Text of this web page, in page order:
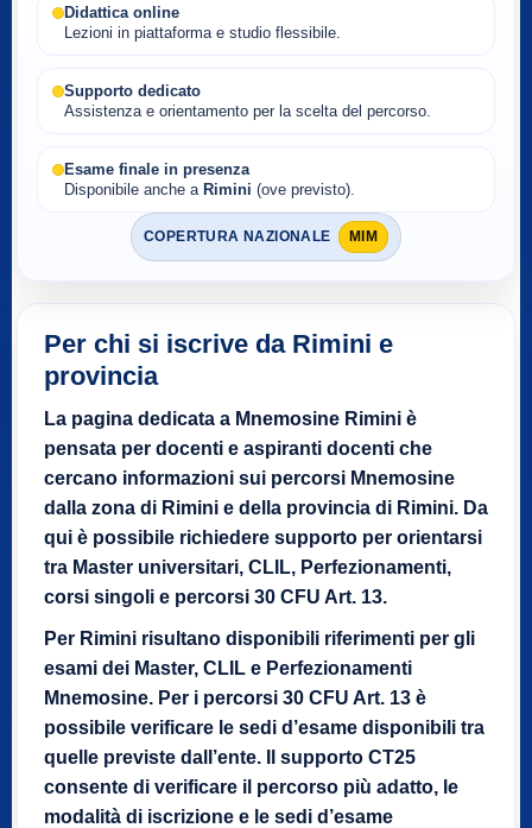
Didattica online
Lezioni in piattaforma e studio flessibile.
Supporto dedicato
Assistenza e orientamento per la scelta del percorso.
Esame finale in presenza
Disponibile anche a Rimini (ove previsto).
COPERTURA NAZIONALE MIM
Per chi si iscrive da Rimini e
provincia
La pagina dedicata a Mnemosine Rimini è
pensata per docenti e aspiranti docenti che
cercano informazioni sui percorsi Mnemosine
dalla zona di Rimini e della provincia di Rimini. Da
qui è possibile richiedere supporto per orientarsi
tra Master universitari, CLIL, Perfezionamenti,
corsi singoli e percorsi 30 CFU Art. 13.
Per Rimini risultano disponibili riferimenti per gli
esami dei Master, CLIL e Perfezionamenti
Mnemosine. Per i percorsi 30 CFU Art. 13 è
possibile verificare le sedi d’esame disponibili tra
quelle previste dall’ente. Il supporto CT25
consente di verificare il percorso più adatto, le
modalità di iscrizione e le sedi d’esame